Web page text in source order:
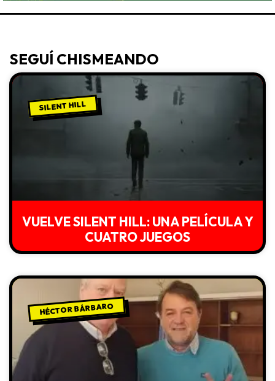
SEGUÍ CHISMEANDO
SILENT HILL
VUELVE SILENT HILL: UNA PELÍCULA Y
CUATRO JUEGOS
HÉCTOR BÁRBARO